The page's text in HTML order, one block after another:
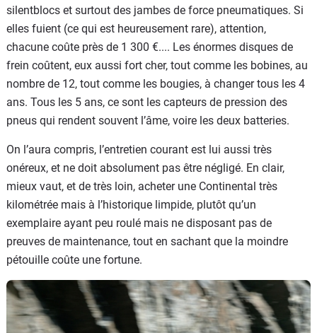
silentblocs et surtout des jambes de force pneumatiques. Si
elles fuient (ce qui est heureusement rare), attention,
chacune coûte près de 1 300 €.... Les énormes disques de
frein coûtent, eux aussi fort cher, tout comme les bobines, au
nombre de 12, tout comme les bougies, à changer tous les 4
ans. Tous les 5 ans, ce sont les capteurs de pression des
pneus qui rendent souvent l’âme, voire les deux batteries.
On l’aura compris, l’entretien courant est lui aussi très
onéreux, et ne doit absolument pas être négligé. En clair,
mieux vaut, et de très loin, acheter une Continental très
kilométrée mais à l’historique limpide, plutôt qu’un
exemplaire ayant peu roulé mais ne disposant pas de
preuves de maintenance, tout en sachant que la moindre
pétouille coûte une fortune.